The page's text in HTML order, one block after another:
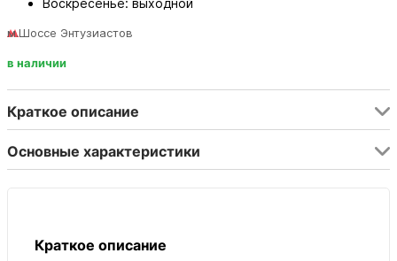
Воскресенье: выходной
м.Шоссе Энтузиастов
в наличии
Краткое описание
Основные характеристики
Краткое описание